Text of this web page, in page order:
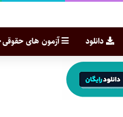
دانلود آزمون های حقوقی